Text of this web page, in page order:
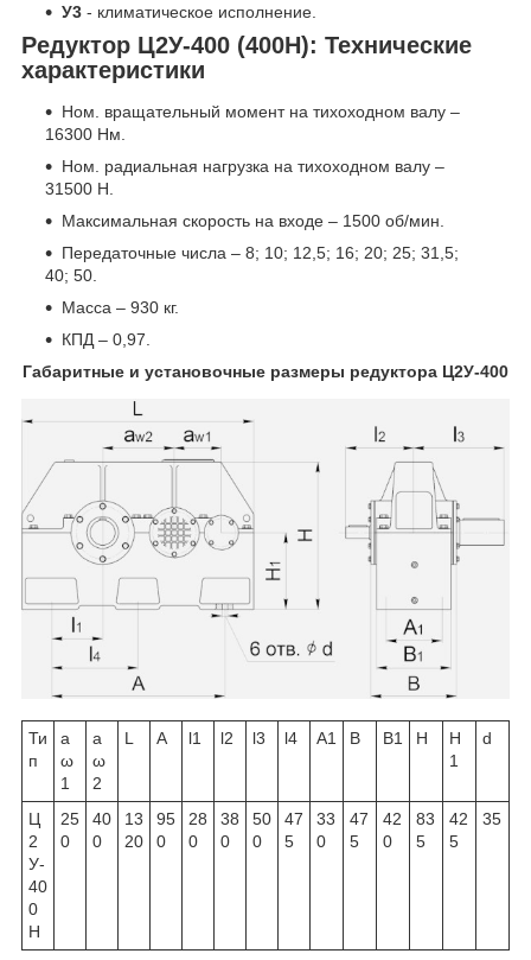
У3 - климатическое исполнение.
Редуктор Ц2У-400 (400Н): Технические
характеристики
Ном. вращательный момент на тихоходном валу –
16300 Нм.
Ном. радиальная нагрузка на тихоходном валу –
31500 Н.
Максимальная скорость на входе – 1500 об/мин.
Передаточные числа – 8; 10; 12,5; 16; 20; 25; 31,5;
40; 50.
Масса – 930 кг.
КПД – 0,97.
Габаритные и установочные размеры редуктора Ц2У-400
Ти
п
а
ω
1
а
ω
2
L А l1 l2 l3 l4 A1 В В1 Н
Н
1
d
Ц
2
У-
40
0
Н
25
0
40
0
13
20
95
0
28
0
38
0
50
0
47
5
33
0
47
5
42
0
83
5
42
5
35